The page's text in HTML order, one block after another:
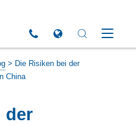
Click to call us
> Die Risiken bei der
China
der